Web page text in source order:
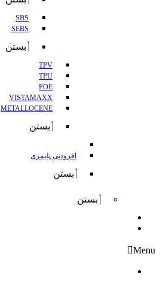
SBS
SEBS
بستن
TPV
TPU
POE
VISTAMAXX
METALLOCENE
بستن
افزودنی پلیمری
بستن
بستن
Menu